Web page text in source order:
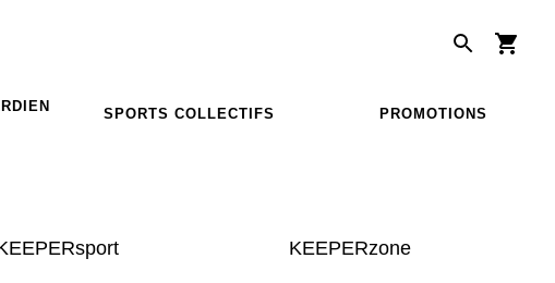
SPORTS COLLECTIFS PROMOTIONS
KEEPERzone